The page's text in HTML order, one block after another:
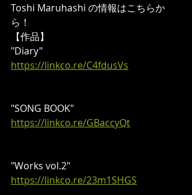
Toshi Maruhashi の情報はこちらか
ら！
【作品】
"Diary"
https://linkco.re/C4fdusVs
"SONG BOOK"
https://linkco.re/GBaccyQt
"Works vol.2"
https://linkco.re/23m1SHGS